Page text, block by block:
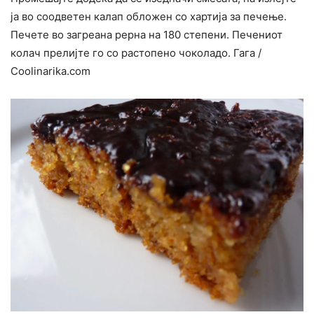
ја во соодветен калап обложен со хартија за печење.
Печете во загреана рерна на 180 степени. Печениот
колач прелијте го со растопено чоколадо. Гага /
Сооlinarika.com